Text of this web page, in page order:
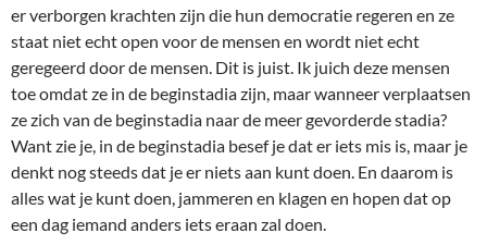
er verborgen krachten zijn die hun democratie regeren en ze
staat niet echt open voor de mensen en wordt niet echt
geregeerd door de mensen. Dit is juist. Ik juich deze mensen
toe omdat ze in de beginstadia zijn, maar wanneer verplaatsen
ze zich van de beginstadia naar de meer gevorderde stadia?
Want zie je, in de beginstadia besef je dat er iets mis is, maar je
denkt nog steeds dat je er niets aan kunt doen. En daarom is
alles wat je kunt doen, jammeren en klagen en hopen dat op
een dag iemand anders iets eraan zal doen.